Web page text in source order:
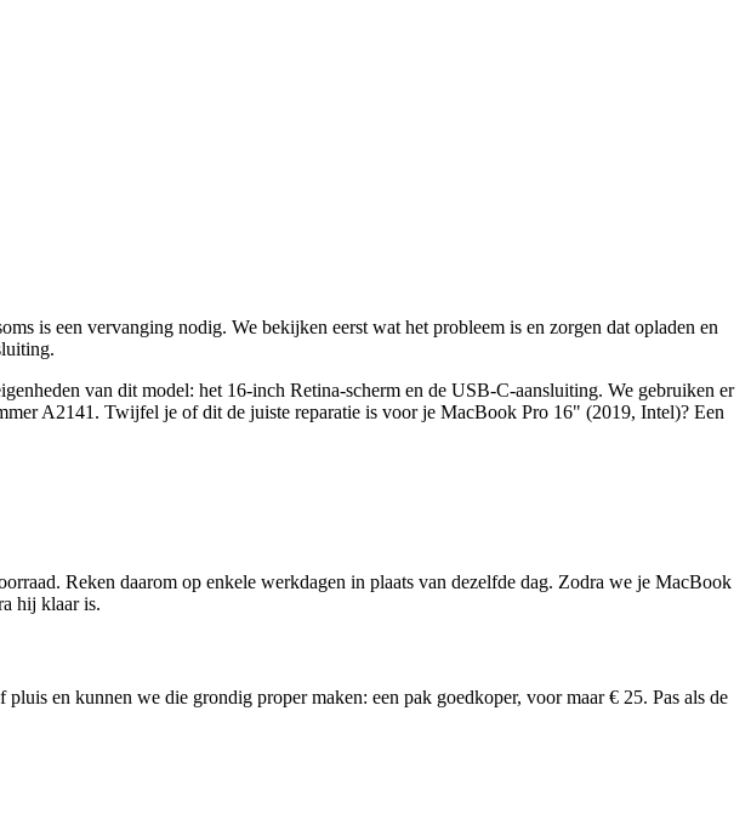
is een vervanging nodig. We bekijken eerst wat het probleem is en zorgen dat opladen en
van dit model: het 16-inch Retina-scherm en de USB-C-aansluiting. We gebruiken er
A2141. Twijfel je of dit de juiste reparatie is voor je MacBook Pro 16" (2019, Intel)? Een
Reken daarom op enkele werkdagen in plaats van dezelfde dag. Zodra we je MacBook
hij klaar is.
en kunnen we die grondig proper maken: een pak goedkoper, voor maar € 25. Pas als de